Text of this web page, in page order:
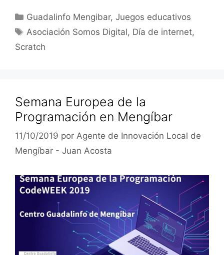
Categorías
Guadalinfo Mengibar,Juegos educativos
Etiquetas
Asociación Somos Digital, Día de internet,
Scratch
Semana Europea de la
Programación en Mengíbar
11/10/2019 por Agente de Innovación Local de
Mengíbar - Juan Acosta